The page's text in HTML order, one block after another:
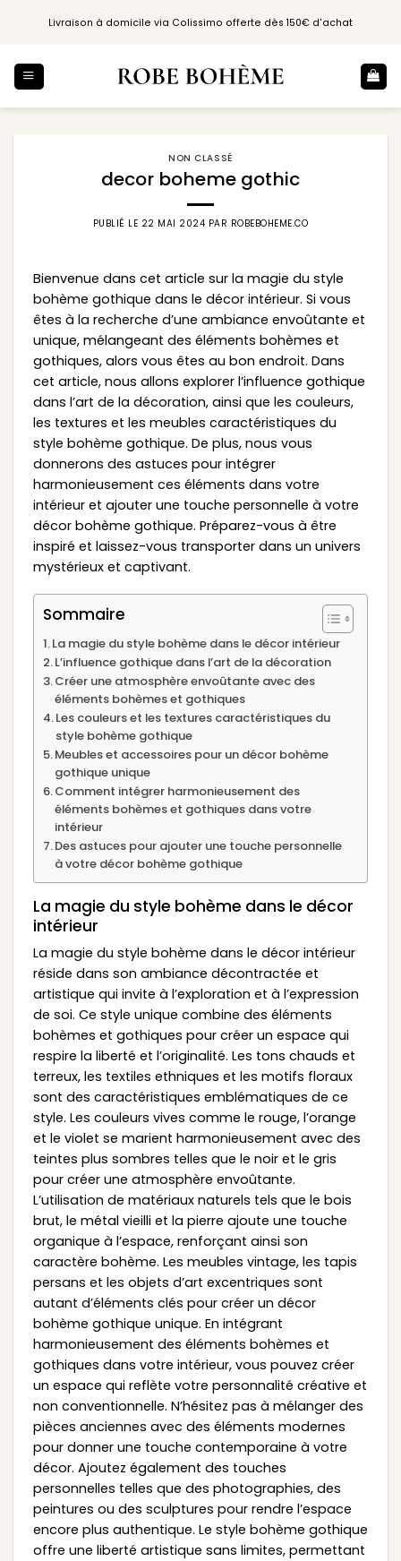
Livraison à domicile via Colissimo offerte dès 150€ d'achat
NON CLASSÉ
decor boheme gothic
PUBLIÉ LE 22 MAI 2024 PAR ROBEBOHEME.CO
Bienvenue dans cet article sur la magie du style
bohème gothique dans le décor intérieur. Si vous
êtes à la recherche d’une ambiance envoûtante et
unique, mélangeant des éléments bohèmes et
gothiques, alors vous êtes au bon endroit. Dans
cet article, nous allons explorer l’influence gothique
dans l’art de la décoration, ainsi que les couleurs,
les textures et les meubles caractéristiques du
style bohème gothique. De plus, nous vous
donnerons des astuces pour intégrer
harmonieusement ces éléments dans votre
intérieur et ajouter une touche personnelle à votre
décor bohème gothique. Préparez-vous à être
inspiré et laissez-vous transporter dans un univers
mystérieux et captivant.
Sommaire
La magie du style bohème dans le décor intérieur
L’influence gothique dans l’art de la décoration
Créer une atmosphère envoûtante avec des
éléments bohèmes et gothiques
Les couleurs et les textures caractéristiques du
style bohème gothique
Meubles et accessoires pour un décor bohème
gothique unique
Comment intégrer harmonieusement des
éléments bohèmes et gothiques dans votre
intérieur
Des astuces pour ajouter une touche personnelle
à votre décor bohème gothique
La magie du style bohème dans le décor
intérieur
La magie du style bohème dans le décor intérieur
réside dans son ambiance décontractée et
artistique qui invite à l’exploration et à l’expression
de soi. Ce style unique combine des éléments
bohèmes et gothiques pour créer un espace qui
respire la liberté et l’originalité. Les tons chauds et
terreux, les textiles ethniques et les motifs floraux
sont des caractéristiques emblématiques de ce
style. Les couleurs vives comme le rouge, l’orange
et le violet se marient harmonieusement avec des
teintes plus sombres telles que le noir et le gris
pour créer une atmosphère envoûtante.
L’utilisation de matériaux naturels tels que le bois
brut, le métal vieilli et la pierre ajoute une touche
organique à l’espace, renforçant ainsi son
caractère bohème. Les meubles vintage, les tapis
persans et les objets d’art excentriques sont
autant d’éléments clés pour créer un décor
bohème gothique unique. En intégrant
harmonieusement des éléments bohèmes et
gothiques dans votre intérieur, vous pouvez créer
un espace qui reflète votre personnalité créative et
non conventionnelle. N’hésitez pas à mélanger des
pièces anciennes avec des éléments modernes
pour donner une touche contemporaine à votre
décor. Ajoutez également des touches
personnelles telles que des photographies, des
peintures ou des sculptures pour rendre l’espace
encore plus authentique. Le style bohème gothique
offre une liberté artistique sans limites, permettant